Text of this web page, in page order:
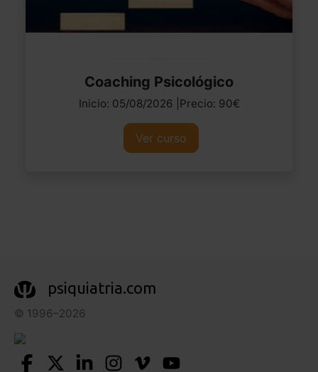
Coaching Psicológico
Inicio: 05/08/2026 |Precio: 90€
Ver curso
psiquiatria.com
© 1996–2026